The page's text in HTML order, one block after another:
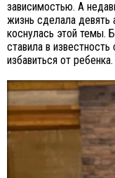
зависимостью. А
жизнь сделала девять
коснулась этой темы.
ставила в
избавиться от